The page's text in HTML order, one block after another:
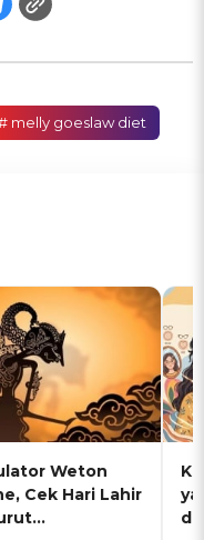
melly goeslaw diet
Weton
Cek Hari Lahir